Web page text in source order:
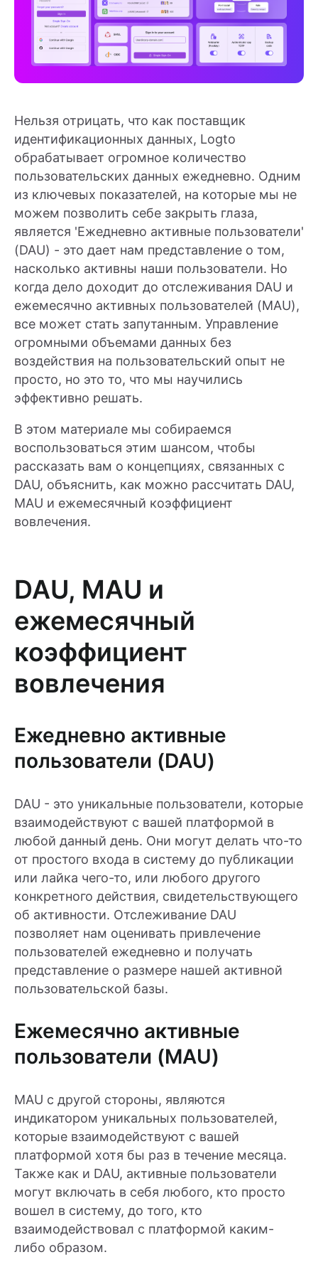
Нельзя отрицать, что как поставщик
идентификационных данных, Logto
обрабатывает огромное количество
пользовательских данных ежедневно. Одним
из ключевых показателей, на которые мы не
можем позволить себе закрыть глаза,
является 'Ежедневно активные пользователи'
(DAU) - это дает нам представление о том,
насколько активны наши пользователи. Но
когда дело доходит до отслеживания DAU и
ежемесячно активных пользователей (MAU),
все может стать запутанным. Управление
огромными объемами данных без
воздействия на пользовательский опыт не
просто, но это то, что мы научились
эффективно решать.
В этом материале мы собираемся
воспользоваться этим шансом, чтобы
рассказать вам о концепциях, связанных с
DAU, объяснить, как можно рассчитать DAU,
MAU и ежемесячный коэффициент
вовлечения.
DAU, MAU и
ежемесячный
коэффициент
вовлечения
Ежедневно активные
пользователи (DAU)
DAU - это уникальные пользователи, которые
взаимодействуют с вашей платформой в
любой данный день. Они могут делать что-то
от простого входа в систему до публикации
или лайка чего-то, или любого другого
конкретного действия, свидетельствующего
об активности. Отслеживание DAU
позволяет нам оценивать привлечение
пользователей ежедневно и получать
представление о размере нашей активной
пользовательской базы.
Ежемесячно активные
пользователи (MAU)
MAU с другой стороны, являются
индикатором уникальных пользователей,
которые взаимодействуют с вашей
платформой хотя бы раз в течение месяца.
Также как и DAU, активные пользователи
могут включать в себя любого, кто просто
вошел в систему, до того, кто
взаимодействовал с платформой каким-
либо образом.